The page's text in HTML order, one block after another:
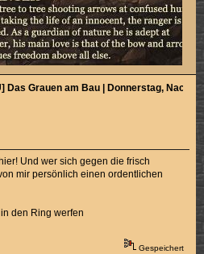
Das Grauen am Bau | Donnerstag,
Und wer sich gegen die frisch
mir persönlich einen ordentlichen
den Ring werfen
Gespeichert